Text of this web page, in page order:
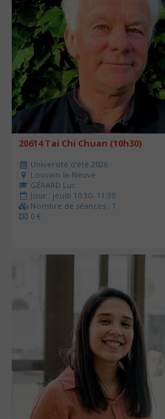
20614 Tai Chi Chuan (10h30)
Université d'été 2026
Louvain-la-Neuve
GÉRARD Luc
Jour : jeudi 10:30- 11:30
Nombre de séances : 1
0 €